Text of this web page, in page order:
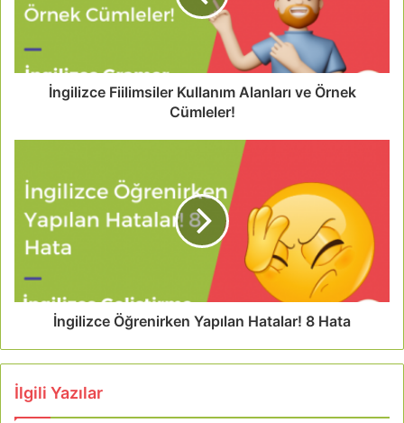
İngilizce Fiilimsiler Kullanım Alanları ve Örnek
Cümleler!
İngilizce Öğrenirken Yapılan Hatalar! 8 Hata
İlgili Yazılar